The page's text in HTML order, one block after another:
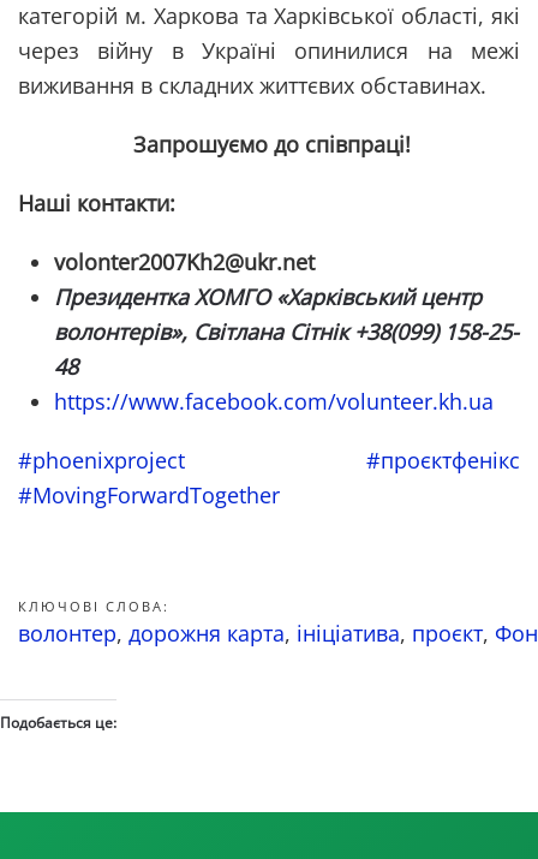
категорій м. Харкова та Харківської області, які
через війну в Україні опинилися на межі
виживання в складних життєвих обставинах.
Запрошуємо до співпраці!
Наші контакти:
volonter2007Kh2@ukr.net
Президентка ХОМГО «Харківський центр
волонтерів», Світлана Сітнік+38(099) 158-25-
48
https://www.facebook.com/volunteer.kh.ua
#phoenixproject
#проєктфенікс
#MovingForwardTogether
КЛЮЧОВІ СЛОВА:
волонтер, дорожня карта, ініціатива, проєкт,
Подобається це: